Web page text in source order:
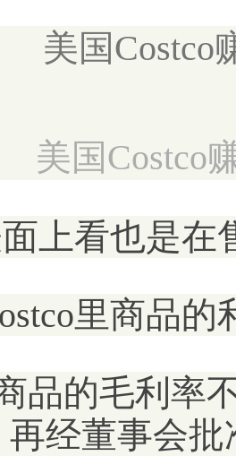
美国Costco
面上看也是
里商品
品的毛利率
再经董事会批